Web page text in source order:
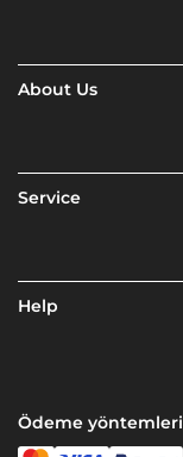
About Us
Service
Help
Ödeme yöntemleri